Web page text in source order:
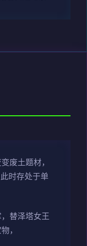
废土题材，
时存处于单
替泽塔女王
，